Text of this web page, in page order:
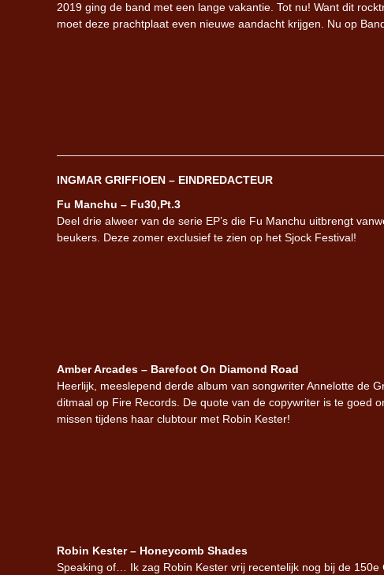
2019 ging de band met een lange vakantie. Tot nu! Want dit
moet deze prachtplaat even nieuwe aandacht krijgen. Nu op
INGMAR GRIFFIOEN – EINDREDACTEUR
Fu Manchu – Fu30,Pt.3
Deel drie alweer van de serie EP’s die Fu Manchu uitbrengt
beukers. Deze zomer exclusief te zien op het Sjock Festival!
Amber Arcades – Barefoot On Diamond Road
Heerlijk, meeslepend derde album van songwriter Annelotte de
ditmaal op Fire Records. De quote van de copywriter is te goed
missen tijdens haar clubtour met Robin Kester!
Robin Kester – Honeycomb Shades
Speaking of… Ik zag Robin Kester vrij recentelijk nog bij de